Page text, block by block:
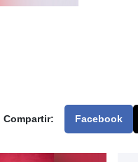
Compartir: Facebook